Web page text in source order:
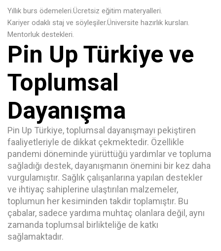
Yıllık burs ödemeleri.Ücretsiz eğitim materyalleri.
Kariyer odaklı staj ve söyleşiler.Üniversite hazırlık kursları.
Mentorluk destekleri.
Pin Up Türkiye ve
Toplumsal
Dayanışma
Pin Up Türkiye, toplumsal dayanışmayı pekiştiren
faaliyetleriyle de dikkat çekmektedir. Özellikle
pandemi döneminde yürüttüğü yardımlar ve topluma
sağladığı destek, dayanışmanın önemini bir kez daha
vurgulamıştır. Sağlık çalışanlarına yapılan destekler
ve ihtiyaç sahiplerine ulaştırılan malzemeler,
toplumun her kesiminden takdir toplamıştır. Bu
çabalar, sadece yardıma muhtaç olanlara değil, aynı
zamanda toplumsal birlikteliğe de katkı
sağlamaktadır.